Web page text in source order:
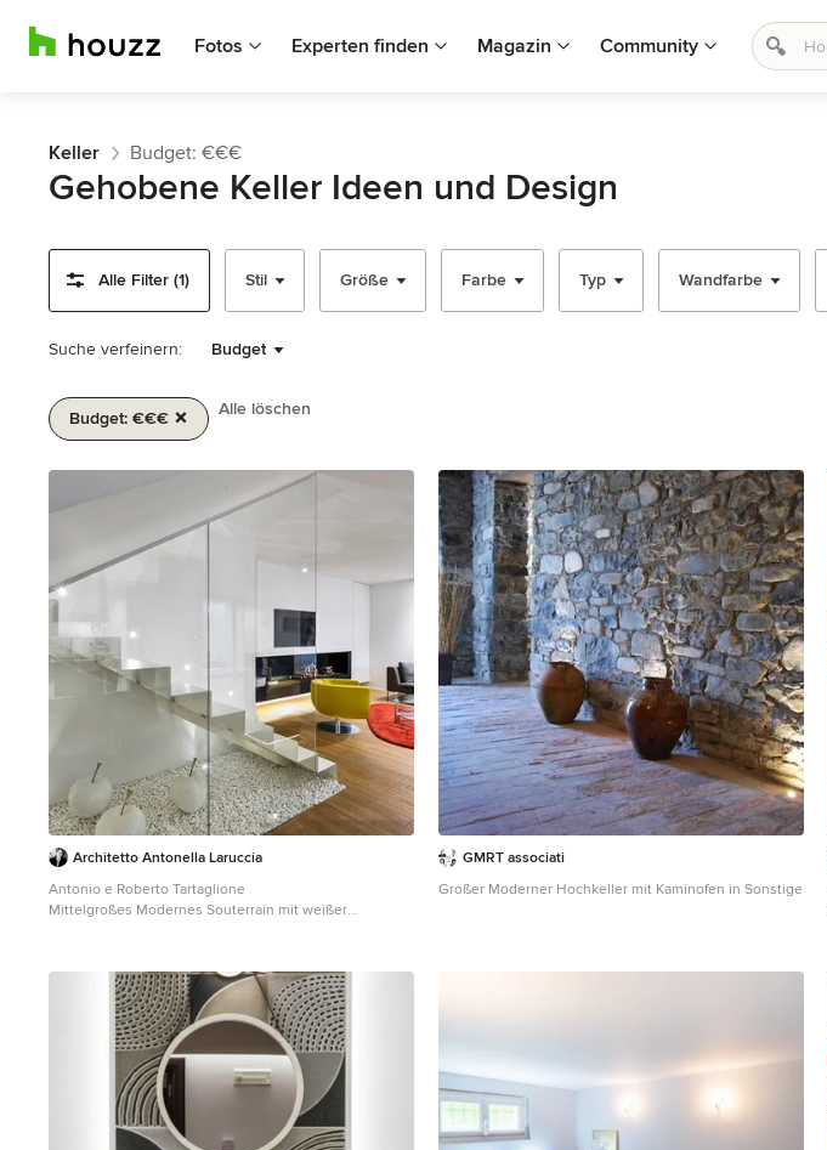
Fotos Experten finden Magazin Community
Keller Budget: €€€
Gehobene Keller Ideen und Design
Alle Filter (1) Stil Größe Farbe Typ Wandfarbe
Suche verfeinern: Budget
Budget: €€€ Alle löschen
von
Architetto Antonella Laruccia
Antonio e Roberto Tartaglione
Mittelgroßes Modernes Souterrain mit weißer
GMRT associati
Großer Moderner Hochkeller mit Kaminofen in Sonstige